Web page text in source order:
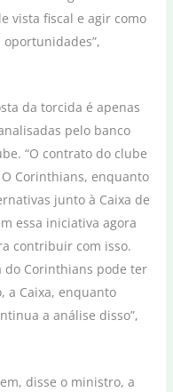
vista fiscal e agir como
da torcida é apenas
pelo banco
“O contrato do clube
Corinthians, enquanto
junto à Caixa de
essa iniciativa agora
contribuir com isso.
Corinthians pode ter
a Caixa, enquanto
a análise disso”,
disse o ministro, a